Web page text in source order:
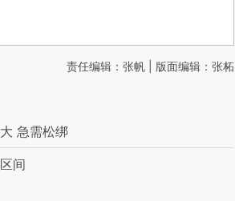
责任编辑：张帆 | 版面编辑：张柘
急需松绑
间